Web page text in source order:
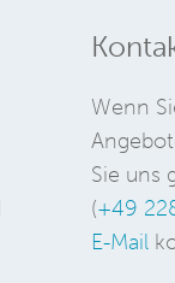
Wenn
Sie uns
(+49
E-Mail